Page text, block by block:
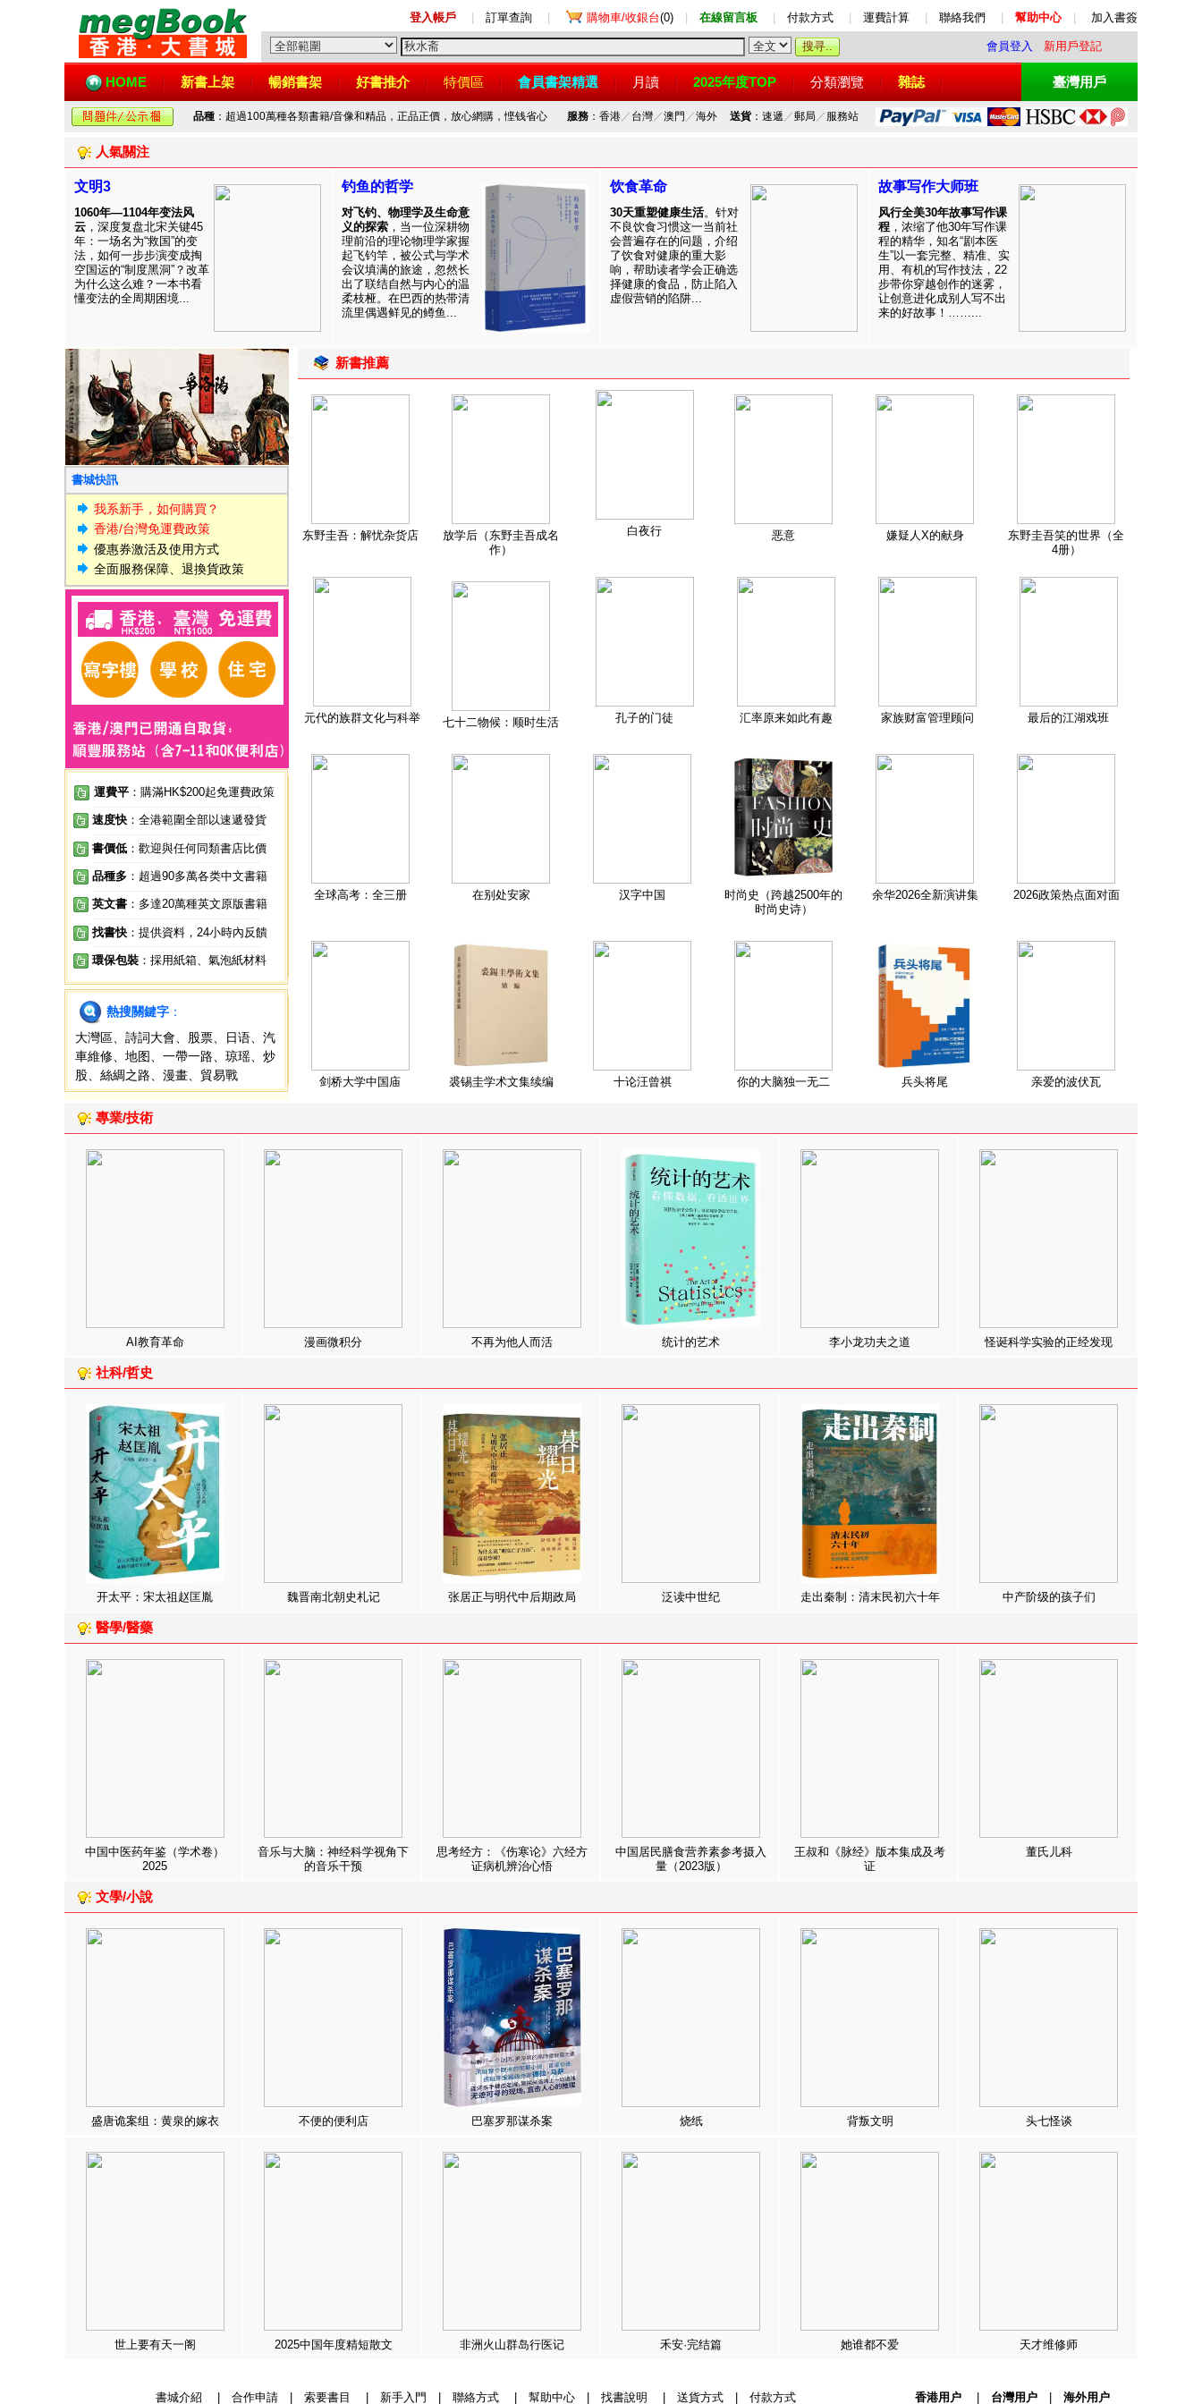
登入帳戶 訂單查詢 購物車/收銀台(0) 在線留言板 付款方式 運費計算 聯絡我們 幫助中心 加入書簽
會員登入 新用戶登記
HOME 新書上架 暢銷書架 好書推介 特價區 會員書架精選 月讀 2025年度TOP 分類瀏覽 雜誌 臺灣用戶
品種 ：超過100萬種各類書籍/音像和精品，正品正價，放心網購，悭钱省心 服務：香港／ 台灣／澳門 ／海外 送貨：速遞 ／郵局 ／ 服務站
人氣關注
文明3
1060年—1104年变法风
云 ，深度复盘北宋关键45
年：一场名为“救国”的变
法，如何一步步演变成掏
空国运的“制度黑洞”？改革
为什么这么难？一本书看
懂变法的全周期困境...
钓鱼的哲学
对飞钓、物理学及生命意
义的探索 ，当一位深耕物
理前沿的理论物理学家握
起飞钓竿，被公式与学术
会议填满的旅途，忽然长
出了联结自然与内心的温
柔枝桠。在巴西的热带清
流里偶遇鲜见的鳟鱼...
饮食革命
30天重塑健康生活。针对
不良饮食习惯这一当前社
会普遍存在的问题，介绍
了饮食对健康的重大影
响，帮助读者学会正确选
择健康的食品，防止陷入
虚假营销的陷阱...
故事写作大师班
风行全美30年故事写作课
程 ，浓缩了他30年写作课
程的精华，知名“剧本医
生”以一套完整、精准、实
用、有机的写作技法，22
步带你穿越创作的迷雾，
让创意进化成别人写不出
来的好故事！……...
書城快訊
我系新手，如何購買？
香港/台灣免運費政策
優惠券激活及使用方式
全面服務保障、退換貨政策
運費平 ：購滿HK$200起免運費政策
速度快 ：全港範圍全部以速遞發貨
書價低 ：歡迎與任何同類書店比價
品種多 ：超過90多萬各类中文書籍
英文書 ：多達20萬種英文原版書籍
找書快 ：提供資料，24小時內反饋
環保包裝 ：採用紙箱、氣泡紙材料
熱搜關鍵字 ：
大灣區
詩詞大會 股票 日语
汽
車維修
地图 一帶一路 琼瑶
炒
股
絲綢之路 漫畫 貿易戰
新書推薦
东野圭吾：解忧杂货店
放学后（东野圭吾成名
作）
白夜行 恶意 嫌疑人X的献身
东野圭吾笑的世界（全
4册）
元代的族群文化与科举 七十二物候：顺时生活 孔子的门徒 汇率原来如此有趣 家族财富管理顾问 最后的江湖戏班
全球高考：全三册 在别处安家 汉字中国
时尚史（跨越2500年的
时尚史诗）
余华2026全新演讲集 2026政策热点面对面
剑桥大学中国庙 裘锡圭学术文集续编 十论汪曾祺 你的大脑独一无二 兵头将尾 亲爱的波伏瓦
專業/技術
AI教育革命 漫画微积分 不再为他人而活 统计的艺术 李小龙功夫之道 怪诞科学实验的正经发现
社科/哲史
开太平：宋太祖赵匡胤 魏晋南北朝史札记 张居正与明代中后期政局 泛读中世纪 走出秦制：清末民初六十年 中产阶级的孩子们
醫學/醫藥
中国中医药年鉴（学术卷）
2025
音乐与大脑：神经科学视角下
的音乐干预
思考经方：《伤寒论》六经方
证病机辨治心悟
中国居民膳食营养素参考摄入
量（2023版）
王叔和《脉经》版本集成及考
证
董氏儿科
文學/小說
盛唐诡案组：黄泉的嫁衣 不便的便利店 巴塞罗那谋杀案 烧纸 背叛文明 头七怪谈
世上要有天一阁 2025中国年度精短散文 非洲火山群岛行医记 禾安·完结篇 她谁都不爱 天才维修师
書城介紹 合作申請| 索要書目 新手入門 聯絡方式| 幫助中心| 找書說明 送貨方式| 付款方式 香港用户| 台灣用户| 海外用户